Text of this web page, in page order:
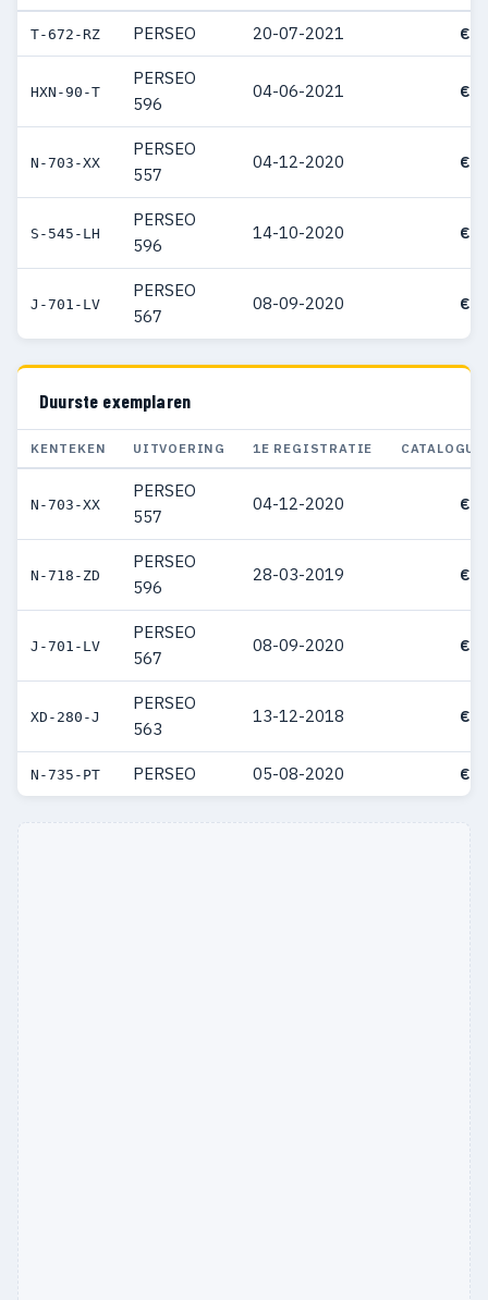
T-672-RZ PERSEO 20-07-2021 €
HXN-90-T
PERSEO
596
04-06-2021 €
N-703-XX
PERSEO
557
04-12-2020 €
S-545-LH
PERSEO
596
14-10-2020 €
J-701-LV
PERSEO
567
08-09-2020 €
Duurste exemplaren
KENTEKEN UITVOERING 1E REGISTRATIE
N-703-XX
PERSEO
557
04-12-2020 €
N-718-ZD
PERSEO
596
28-03-2019 €
J-701-LV
PERSEO
567
08-09-2020 €
XD-280-J
PERSEO
563
13-12-2018 €
N-735-PT PERSEO 05-08-2020 €